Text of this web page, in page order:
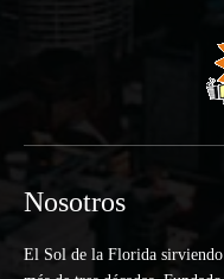
Nosotros
El Sol de la Florida sirviendo